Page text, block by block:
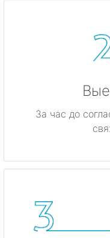
За час до